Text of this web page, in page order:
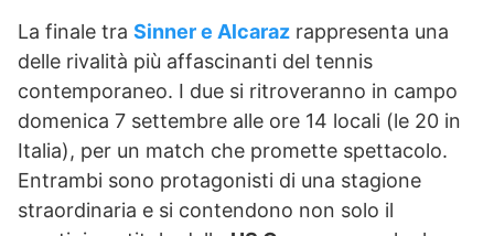
La finale tra Sinner e Alcaraz rappresenta una
delle rivalità più affascinanti del tennis
contemporaneo. I due si ritroveranno in campo
domenica 7 settembre alle ore 14 locali (le 20 in
Italia), per un match che promette spettacolo.
Entrambi sono protagonisti di una stagione
straordinaria e si contendono non solo il